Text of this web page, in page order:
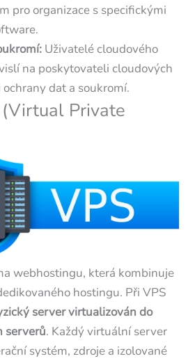
pro organizace s specifickými
Uživatelé cloudového
na poskytovateli cloudových
dat a soukromí.
Private
webhostingu, která kombinuje
hostingu. Při VPS
server virtualizován do
serverů. Každý virtuální server
systém, zdroje a izolované